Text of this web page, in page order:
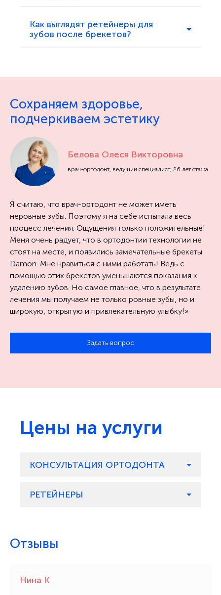
Как выглядят ретейнеры для
зубов после брекетов?
Сохраняем здоровье,
подчеркиваем эстетику
Белова Олеся Викторовна
врач-ортодонт, ведущий специалист, 26 лет стажа
Я считаю, что врач-ортодонт не может иметь
неровные зубы. Поэтому я на себе испытала весь
процесс лечения. Ощущения только положительные!
Меня очень радует, что в ортодонтии технологии не
стоят на месте, и появились замечательные брекеты
Damon. Мне нравиться с ними работать! Ведь с
помощью этих брекетов уменьшаются показания к
удалению зубов. Но самое главное, что в результате
лечения мы получаем не только ровные зубы, но и
широкую, открытую и привлекательную улыбку!»
Задать вопрос
Цены на услуги
КОНСУЛЬТАЦИЯ ОРТОДОНТА
РЕТЕЙНЕРЫ
Отзывы
Нина К